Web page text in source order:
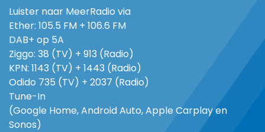
Luister naar MeerRadio via
Ether: 105.5 FM + 106.6 FM
DAB+ op 5A
Ziggo: 38 (TV) + 913 (Radio)
KPN: 1143 (TV) + 1443 (Radio)
Odido 735 (TV) + 2037 (Radio)
Tune-In
(Google Home, Android Auto, Apple Carplay en
Sonos)